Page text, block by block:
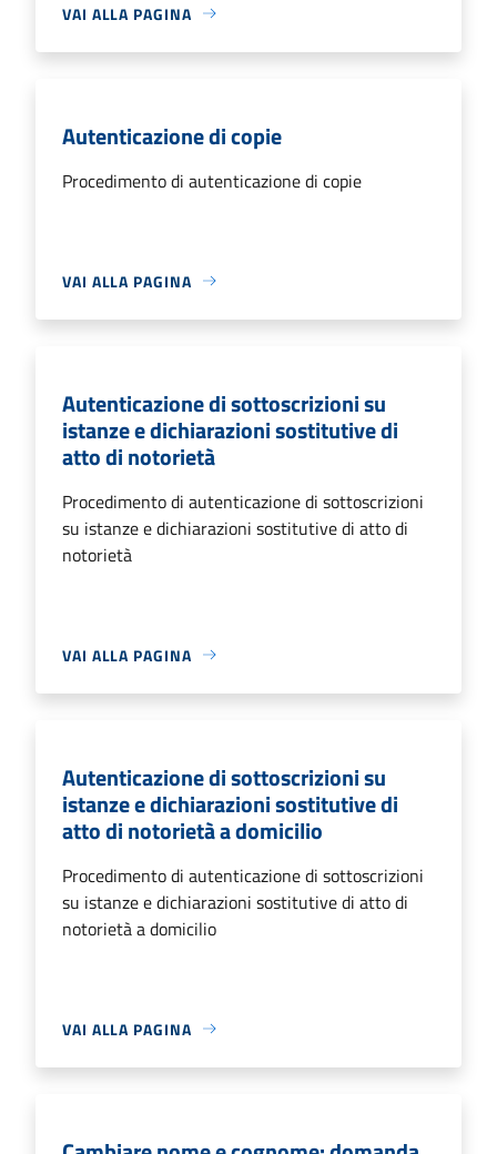
VAI ALLA PAGINA
Autenticazione di copie
Procedimento di autenticazione di copie
VAI ALLA PAGINA
Autenticazione di sottoscrizioni su
istanze e dichiarazioni sostitutive di
atto di notorietà
Procedimento di autenticazione di sottoscrizioni
su istanze e dichiarazioni sostitutive di atto di
notorietà
VAI ALLA PAGINA
Autenticazione di sottoscrizioni su
istanze e dichiarazioni sostitutive di
atto di notorietà a domicilio
Procedimento di autenticazione di sottoscrizioni
su istanze e dichiarazioni sostitutive di atto di
notorietà a domicilio
VAI ALLA PAGINA